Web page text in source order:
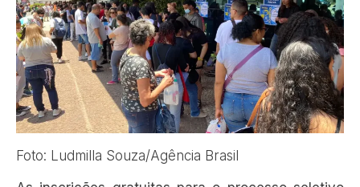
Foto: Ludmilla Souza/Agência Brasil